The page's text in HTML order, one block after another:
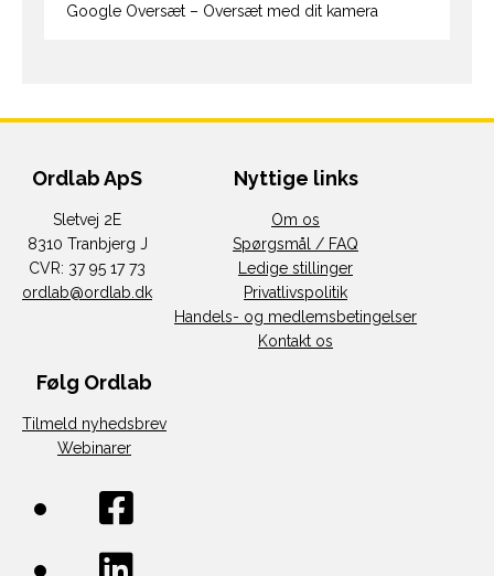
Google Oversæt – Oversæt med dit kamera
Ordlab ApS
Sletvej 2E
8310 Tranbjerg J
CVR: 37 95 17 73
ordlab@ordlab.dk
Nyttige links
Om os
Spørgsmål / FAQ
Ledige stillinger
Privatlivspolitik
Handels- og medlemsbetingelser
Kontakt os
Følg Ordlab
Tilmeld nyhedsbrev
Webinarer